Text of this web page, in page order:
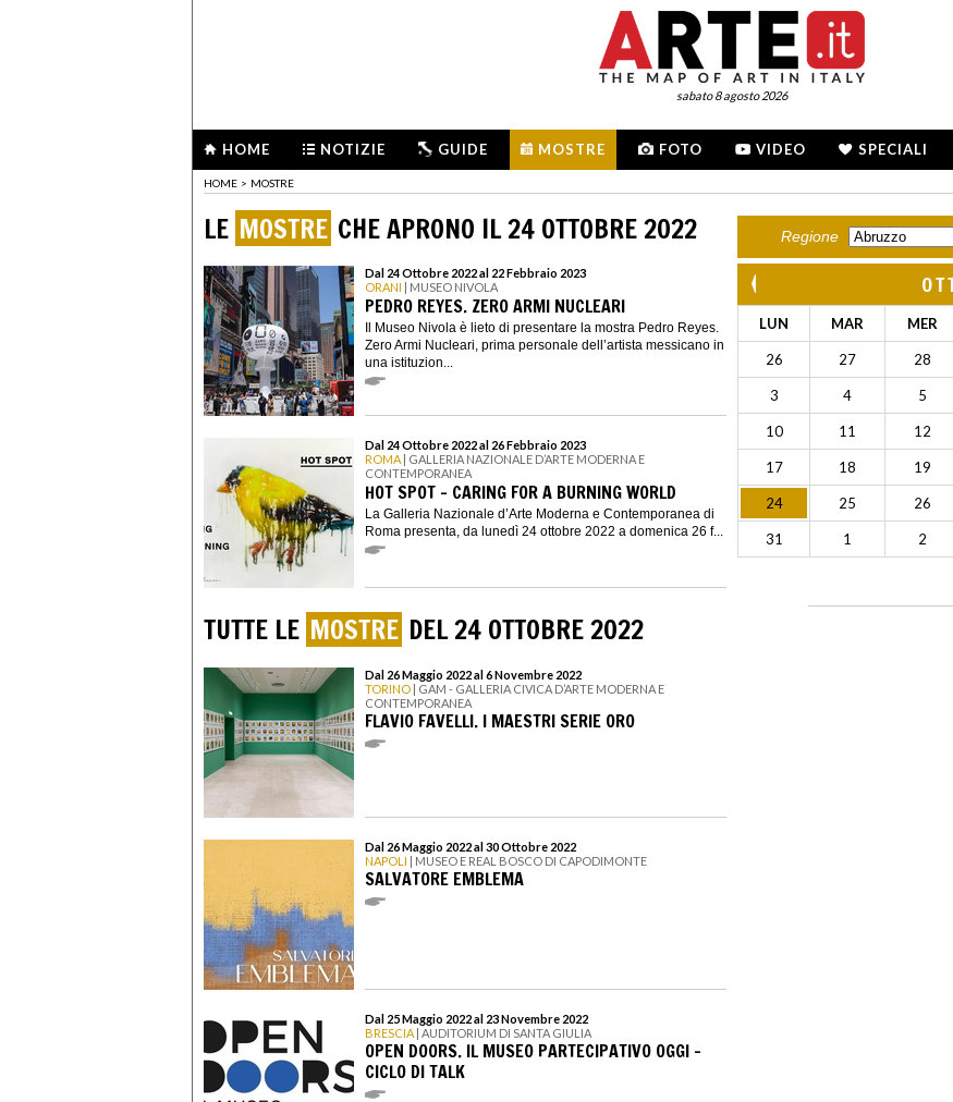
sabato 8 agosto 2026
HOME NOTIZIE GUIDE MOSTRE FOTO VIDEO SPECIALI
HOME > MOSTRE
LE MOSTRE CHE APRONO IL 24 OTTOBRE 2022
Dal 24 Ottobre 2022 al 22 Febbraio 2023
ORANI | MUSEO NIVOLA
PEDRO REYES. ZERO ARMI NUCLEARI
Il Museo Nivola è lieto di presentare la mostra Pedro Reyes.
Zero Armi Nucleari, prima personale dell’artista messicano in
una istituzion...
Dal 24 Ottobre 2022 al 26 Febbraio 2023
ROMA | GALLERIA NAZIONALE D’ARTE MODERNA E
CONTEMPORANEA
HOT SPOT – CARING FOR A BURNING WORLD
La Galleria Nazionale d’Arte Moderna e Contemporanea di
Roma presenta, da lunedì 24 ottobre 2022 a domenica 26 f...
TUTTE LE MOSTRE DEL 24 OTTOBRE 2022
Dal 26 Maggio 2022 al 6 Novembre 2022
TORINO | GAM - GALLERIA CIVICA D’ARTE MODERNA E
CONTEMPORANEA
FLAVIO FAVELLI. I MAESTRI SERIE ORO
Dal 26 Maggio 2022 al 30 Ottobre 2022
NAPOLI | MUSEO E REAL BOSCO DI CAPODIMONTE
SALVATORE EMBLEMA
Dal 25 Maggio 2022 al 23 Novembre 2022
BRESCIA | AUDITORIUM DI SANTA GIULIA
OPEN DOORS. IL MUSEO PARTECIPATIVO OGGI -
CICLO DI TALK
Regione
LUN MAR MER
26 27 28
3 4 5
10 11 12
17 18 19
24 25 26
31 1 2